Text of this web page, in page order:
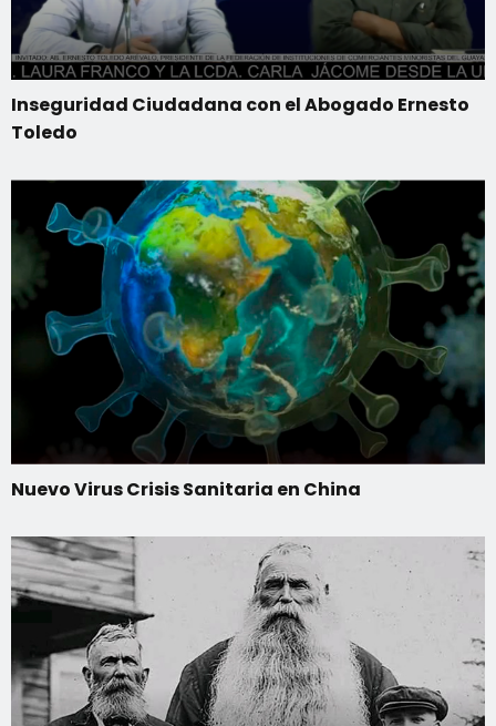
Inseguridad Ciudadana con el Abogado Ernesto
Toledo
Nuevo Virus Crisis Sanitaria en China